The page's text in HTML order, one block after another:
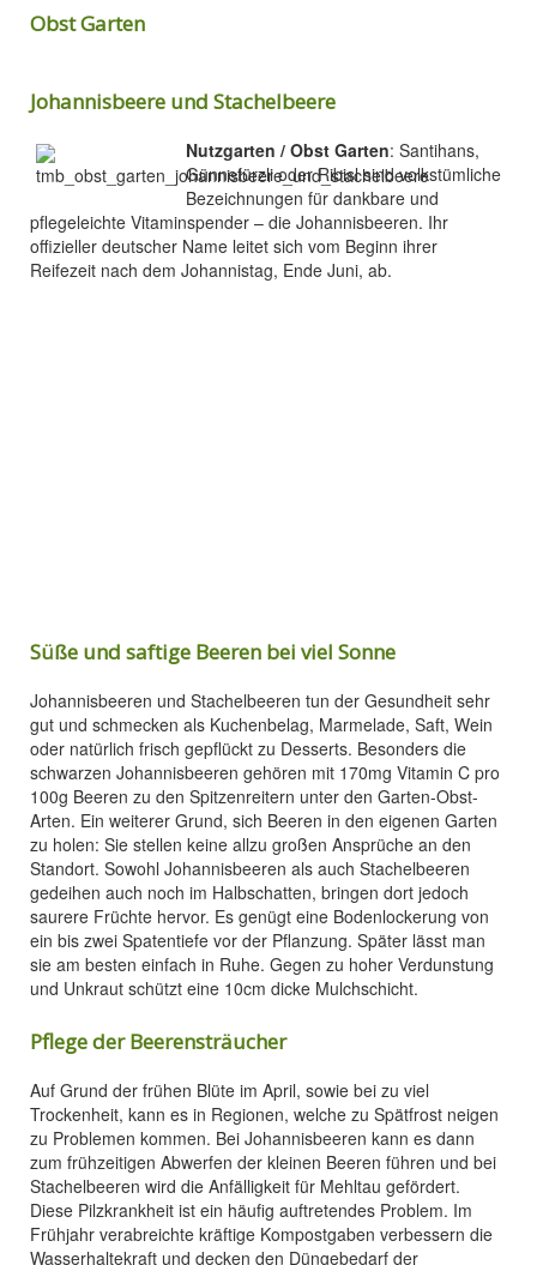
Obst Garten
Johannisbeere und Stachelbeere
Nutzgarten / Obst Garten: Santihans,
Günnefürzli oder Ribisl sind volkstümliche
Bezeichnungen für dankbare und
pflegeleichte Vitaminspender – die Johannisbeeren. Ihr
offizieller deutscher Name leitet sich vom Beginn ihrer
Reifezeit nach dem Johannistag, Ende Juni, ab.
Süße und saftige Beeren bei viel Sonne
Johannisbeeren und Stachelbeeren tun der Gesundheit sehr
gut und schmecken als Kuchenbelag, Marmelade, Saft, Wein
oder natürlich frisch gepflückt zu Desserts. Besonders die
schwarzen Johannisbeeren gehören mit 170mg Vitamin C pro
100g Beeren zu den Spitzenreitern unter den Garten-Obst-
Arten. Ein weiterer Grund, sich Beeren in den eigenen Garten
zu holen: Sie stellen keine allzu großen Ansprüche an den
Standort. Sowohl Johannisbeeren als auch Stachelbeeren
gedeihen auch noch im Halbschatten, bringen dort jedoch
saurere Früchte hervor. Es genügt eine Bodenlockerung von
ein bis zwei Spatentiefe vor der Pflanzung. Später lässt man
sie am besten einfach in Ruhe. Gegen zu hoher Verdunstung
und Unkraut schützt eine 10cm dicke Mulchschicht.
Pflege der Beerensträucher
Auf Grund der frühen Blüte im April, sowie bei zu viel
Trockenheit, kann es in Regionen, welche zu Spätfrost neigen
zu Problemen kommen. Bei Johannisbeeren kann es dann
zum frühzeitigen Abwerfen der kleinen Beeren führen und bei
Stachelbeeren wird die Anfälligkeit für Mehltau gefördert.
Diese Pilzkrankheit ist ein häufig auftretendes Problem. Im
Frühjahr verabreichte kräftige Kompostgaben verbessern die
Wasserhaltekraft und decken den Düngebedarf der